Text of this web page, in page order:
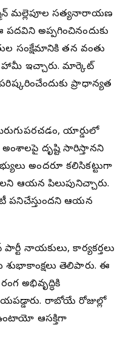
మల్లెపూల సత్యనారాయణ
అప్పగించినందుకు
సంక్షేమానికి తన వంతు
హామీ ఇచ్చారు. మార్కెట్
ప్రాధాన్యత
యార్డులో
దృష్టి సారిస్తానని
అందరూ కలిసికట్టుగా
ఆయన పిలుపునిచ్చారు.
పనిచేస్తుందని ఆయన
నాయకులు, కార్యకర్తలు
శుభాకాంక్షలు తెలిపారు. ఈ
అభివృద్ధికి
రాబోయే రోజుల్లో
ఆసక్తిగా